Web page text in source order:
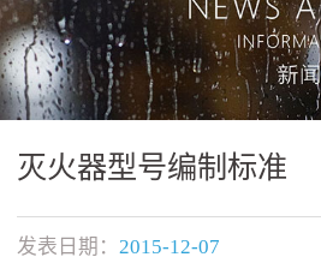
灭火器型号编制标准
发表日期： 2015-12-07